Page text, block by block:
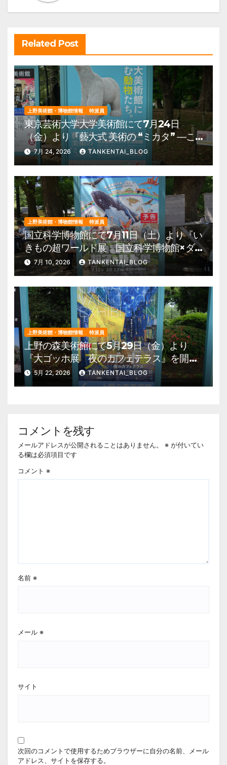
Related Post
上野美術館・博物館情報 特派員
東京芸術大学大学美術館にて7月24日
（金）より『藝大式 美術の “ミカタ” ―こ
の夏、藝大生になる―』を開催。 上野公
園 美術館・博物館 混雑情報他
7月 24, 2026 TANKENTAI_BLOG
上野美術館・博物館情報 特派員
国立科学博物館にて7月11日（土）より『い
きもの超ワールド展 国立科学博物館×ダ
ーウィンが来た！』を開催。 上野公園
美術館・博物館 混雑情報他
7月 10, 2026 TANKENTAI_BLOG
上野美術館・博物館情報 特派員
上野の森美術館にて5月29日（金）より
『大ゴッホ展 夜のカフェテラス』を開
催。 上野公園 美術館・博物館 混雑情
報他
5月 22, 2026 TANKENTAI_BLOG
コメントを残す
メールアドレスが公開されることはありません。 ※ が付いてい
る欄は必須項目です
コメント ※
名前 ※
メール ※
サイト
次回のコメントで使用するためブラウザーに自分の名前、メール
アドレス、サイトを保存する。